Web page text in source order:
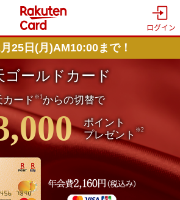
ログイン
25日(月)AM10:00まで！
ゴールドカード
カード※1 からの切替で
ポイント
プレゼント※2